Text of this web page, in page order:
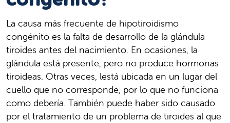
La causa más frecuente de hipotiroidismo
congénito es la falta de desarrollo de la glándula
tiroides antes del nacimiento. En ocasiones, la
glándula está presente, pero no produce hormonas
tiroideas. Otras veces, lestá ubicada en un lugar del
cuello que no corresponde, por lo que no funciona
como debería. También puede haber sido causado
por el tratamiento de un problema de tiroides al que